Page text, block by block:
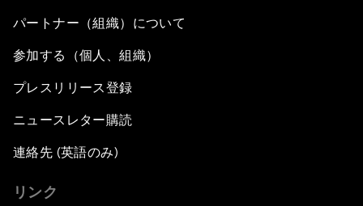
パートナー（組織）について
参加する（個人、組織）
プレスリリース登録
ニュースレター購読
連絡先 (英語のみ)
リンク